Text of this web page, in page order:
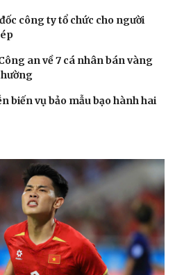
công ty tổ chức cho người
an về 7 cá nhân bán vàng
biến vụ bảo mẫu bạo hành hai